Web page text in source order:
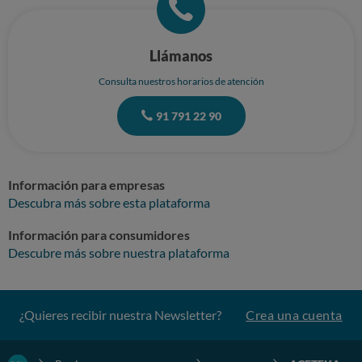
Llámanos
Consulta nuestros horarios de atención
91 791 22 90
Información para empresas
Descubra más sobre esta plataforma
Información para consumidores
Descubre más sobre nuestra plataforma
¿Quieres recibir nuestra Newsletter? Crea una cuenta